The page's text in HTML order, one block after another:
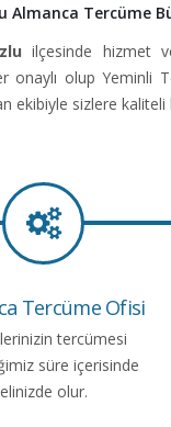
Almanca Tercüme
ilçesinde hizmet
onaylı olup Yeminli
ekibiyle sizlere
Tercüme Ofisi
tercümesi
süre içerisinde
elinizde olur.